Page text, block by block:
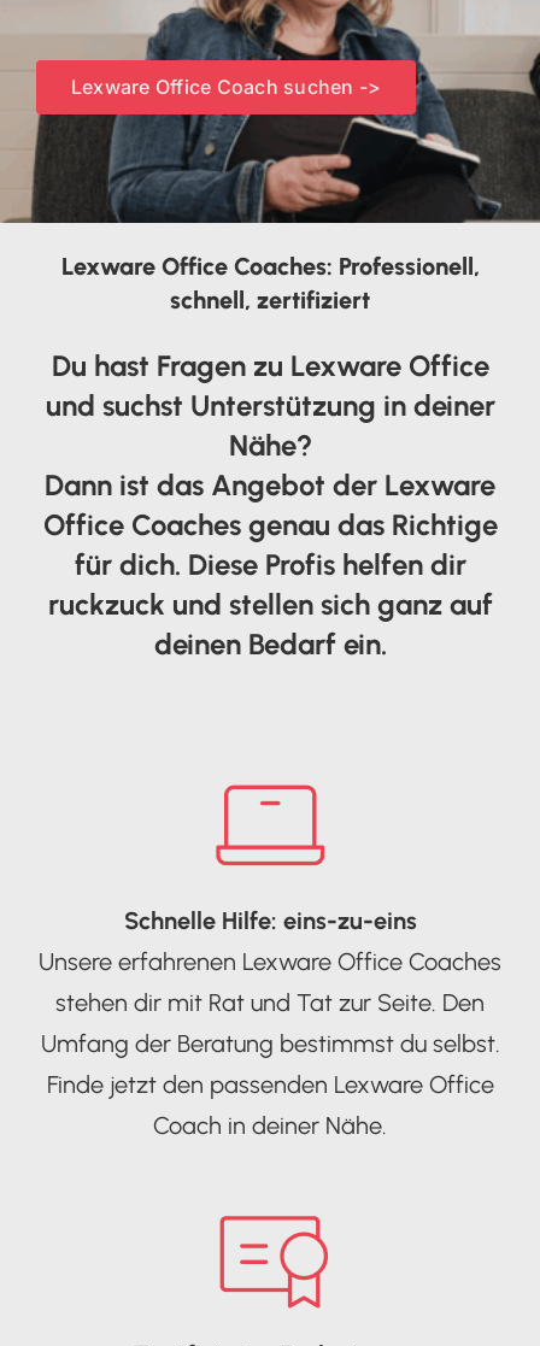
Lexware Office Coach suchen ->
Lexware Office Coaches: Professionell,
schnell, zertifiziert
Du hast Fragen zu Lexware Office
und suchst Unterstützung in deiner
Nähe?
Dann ist das Angebot der Lexware
Office Coaches genau das Richtige
für dich. Diese Profis helfen dir
ruckzuck und stellen sich ganz auf
deinen Bedarf ein.
Schnelle Hilfe: eins-zu-eins
Unsere erfahrenen Lexware Office Coaches
stehen dir mit Rat und Tat zur Seite. Den
Umfang der Beratung bestimmst du selbst.
Finde jetzt den passenden Lexware Office
Coach in deiner Nähe.